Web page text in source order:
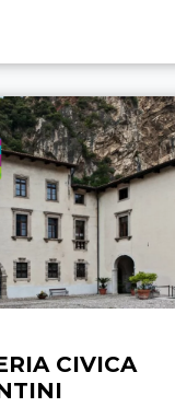
punto di interesse
CIVICA